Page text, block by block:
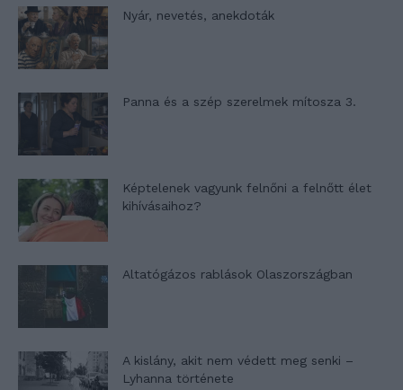
Nyár, nevetés, anekdoták
Panna és a szép szerelmek mítosza 3.
Képtelenek vagyunk felnőni a felnőtt élet
kihívásaihoz?
Altatógázos rablások Olaszországban
A kislány, akit nem védett meg senki –
Lyhanna története